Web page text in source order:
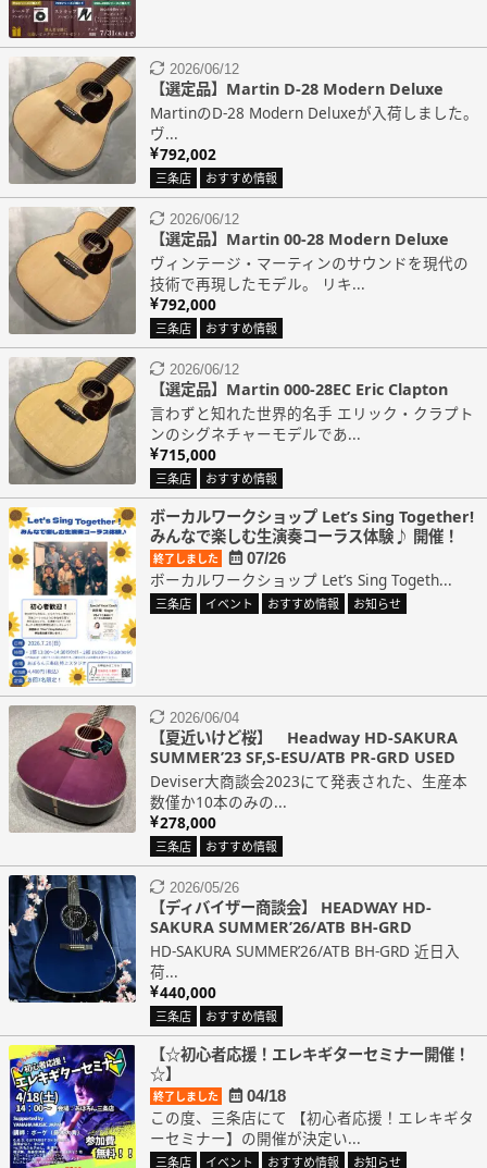
2026/06/12
【選定品】Martin D-28 Modern Deluxe
MartinのD-28 Modern Deluxeが入荷しました。
ヴ...
792,002
三条店 おすすめ情報
2026/06/12
【選定品】Martin 00-28 Modern Deluxe
ヴィンテージ・マーティンのサウンドを現代の
技術で再現したモデル。 リキ...
792,000
三条店 おすすめ情報
2026/06/12
【選定品】Martin 000-28EC Eric Clapton
言わずと知れた世界的名手 エリック・クラプト
ンのシグネチャーモデルであ...
715,000
三条店 おすすめ情報
ボーカルワークショップ Let’s Sing Together!
みんなで楽しむ生演奏コーラス体験♪ 開催！
終了しました 07/26
ボーカルワークショップ Let’s Sing Togeth...
三条店 イベント おすすめ情報 お知らせ
2026/06/04
【夏近いけど桜】 Headway HD-SAKURA
SUMMER’23 SF,S-ESU/ATB PR-GRD USED
Deviser大商談会2023にて発表された、生産本
数僅か10本のみの...
278,000
三条店 おすすめ情報
2026/05/26
【ディバイザー商談会】 HEADWAY HD-
SAKURA SUMMER’26/ATB BH-GRD
HD-SAKURA SUMMER’26/ATB BH-GRD 近日入
荷...
440,000
三条店 おすすめ情報
【☆初心者応援！エレキギターセミナー開催！
☆】
終了しました 04/18
この度、三条店にて 【初心者応援！エレキギタ
ーセミナー】の開催が決定い...
三条店 イベント おすすめ情報 お知らせ